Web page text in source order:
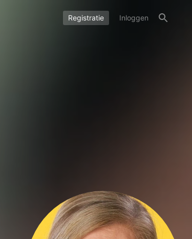
Registratie Inloggen